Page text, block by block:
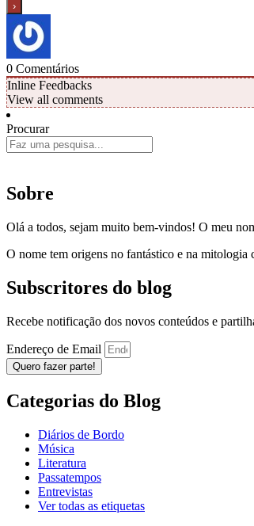
0 Comentários
Inline Feedbacks
View all comments
Procurar
Sobre
Olá a todos, sejam muito bem-vindos! O meu
O nome tem origens no fantástico e na mitologia
Subscritores do blog
Recebe notificação dos novos conteúdos e
Endereço de Email
Quero fazer parte!
Categorias do Blog
Diários de Bordo
Música
Literatura
Passatempos
Entrevistas
Ver todas as etiquetas